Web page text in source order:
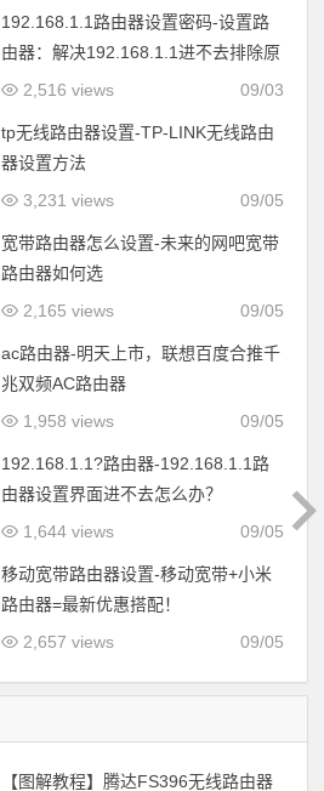
192.168.1.1路由器设置密码-设置路
由器：解决192.168.1.1进不去排除原
因2—3
09/03
2,516 views
tp无线路由器设置-TP-LINK无线路由
器设置方法
09/05
3,231 views
宽带路由器怎么设置-未来的网吧宽带
路由器如何选
09/05
2,165 views
ac路由器-明天上市，联想百度合推千
兆双频AC路由器
09/05
1,958 views
192.168.1.1?路由器-192.168.1.1路
由器设置界面进不去怎么办？
09/05
1,644 views
移动宽带路由器设置-移动宽带+小米
路由器=最新优惠搭配！
09/05
2,657 views
【图解教程】腾达FS396无线路由器